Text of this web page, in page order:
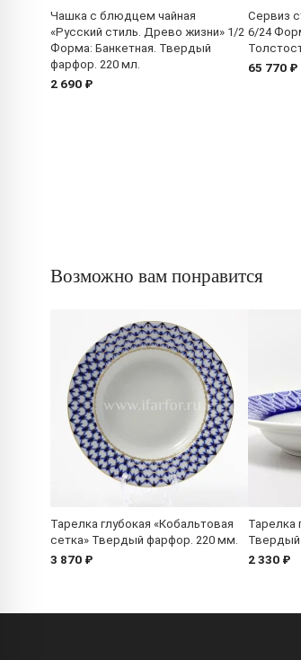
Чашка с блюдцем чайная
«Русский стиль. Древо жизни» 1/2
Форма: Банкетная. Твердый
фарфор. 220 мл.
2 690 ₽
Сервиз
6/24
65 770 ₽
Возможно вам понравится
Тарелка глубокая «Кобальтовая
сетка» Твердый фарфор. 220 мм.
3 870 ₽
Тарелка
2 330 ₽